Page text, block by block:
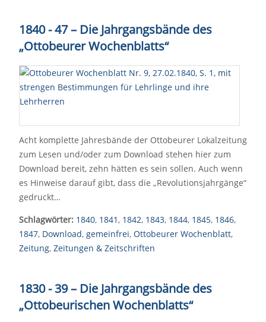
1840 - 47 – Die Jahrgangsbände des
„Ottobeurer Wochenblatts“
Acht komplette Jahresbände der Ottobeurer Lokalzeitung
zum Lesen und/oder zum Download stehen hier zum
Download bereit, zehn hätten es sein sollen. Auch wenn
es Hinweise darauf gibt, dass die „Revolutionsjahrgänge“
gedruckt…
Schlagwörter: 1840, 1841, 1842, 1843, 1844, 1845, 1846,
1847, Download, gemeinfrei, Ottobeurer Wochenblatt,
Zeitung, Zeitungen & Zeitschriften
1830 - 39 – Die Jahrgangsbände des
„Ottobeurischen Wochenblatts“